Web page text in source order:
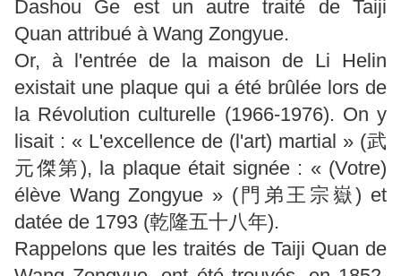
Dashou Ge est un autre traité de Taiji
Quan attribué à Wang Zongyue.
Or, à l'entrée de la maison de Li Helin
existait une plaque qui a été brûlée lors de
la Révolution culturelle (1966-1976). On y
lisait : « L'excellence de (l'art) martial » (武
元傑第), la plaque était signée : « (Votre)
élève Wang Zongyue » (門弟王宗嶽) et
datée de 1793 (乾隆五十八年).
Rappelons que les traités de Taiji Quan de